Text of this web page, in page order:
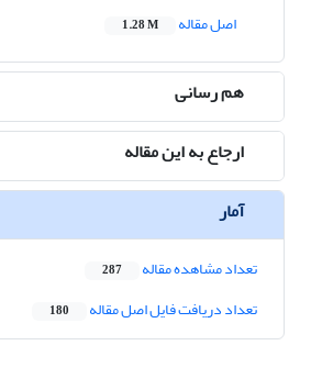
اصل مقاله
1.28 M
هم رسانی
ارجاع به این مقاله
آمار
تعداد مشاهده مقاله 287
تعداد دریافت فایل اصل مقاله 180